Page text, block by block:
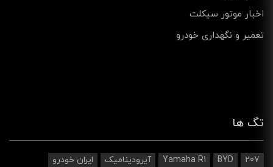
اخبار موتور سیکلت
تعمیر و نگهداری خودرو
تگ ها
207
BYD
Yamaha R1 آیرودینامیک‌
ایران خودرو